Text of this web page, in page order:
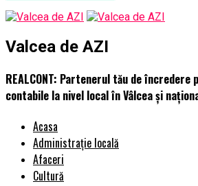
Valcea de AZI
REALCONT: Partenerul tău de
contabile la nivel local în Vâlcea și
Acasa
Administrație locală
Afaceri
Cultură